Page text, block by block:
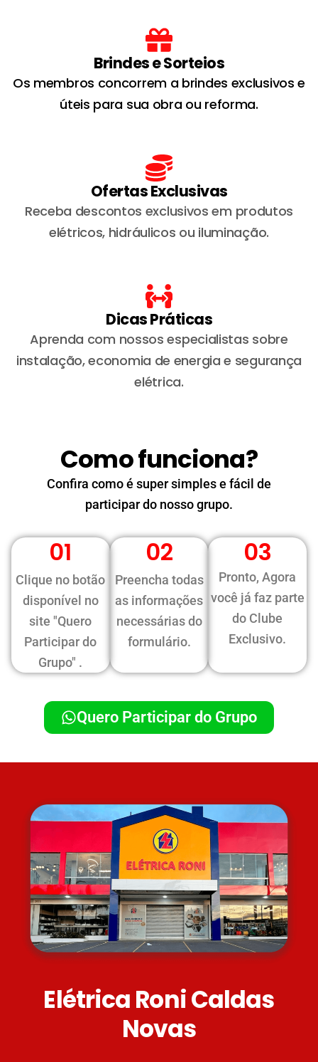
Brindes e Sorteios
Os membros concorrem a brindes exclusivos e
úteis para sua obra ou reforma.
Ofertas Exclusivas
Receba descontos exclusivos em produtos
elétricos, hidráulicos ou iluminação.
Dicas Práticas
Aprenda com nossos especialistas sobre
instalação, economia de energia e segurança
elétrica.
Como funciona?
Confira como é super simples e fácil de
participar do nosso grupo.
01
Clique no botão
disponível no
site "Quero
Participar do
Grupo" .
02
Preencha todas
as informações
necessárias do
formulário.
03
Pronto, Agora
você já faz parte
do Clube
Exclusivo.
Quero Participar do Grupo
Elétrica Roni Caldas
Novas